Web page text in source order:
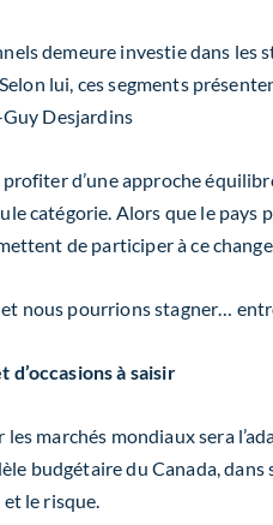
demeure investie dans les
lui, ces segments
Guy Desjardins
d’une approche
catégorie. Alors que le
de participer à ce
nous pourrions stagner…
à saisir
les marchés mondiaux sera
budgétaire du Canada,
le risque.